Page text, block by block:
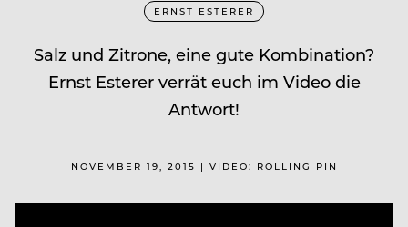
ERNST ESTERER
Salz und Zitrone, eine gute Kombination?
Ernst Esterer verrät euch im Video die
Antwort!
NOVEMBER 19, 2015 | VIDEO: ROLLING PIN